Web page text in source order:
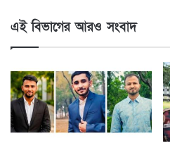
এই বিভাগের আরও সংবাদ